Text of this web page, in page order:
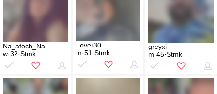
Na_afoch_Na
w·32·Stmk
Lover30
m·51·Stmk
greyxi
m·45·Stmk